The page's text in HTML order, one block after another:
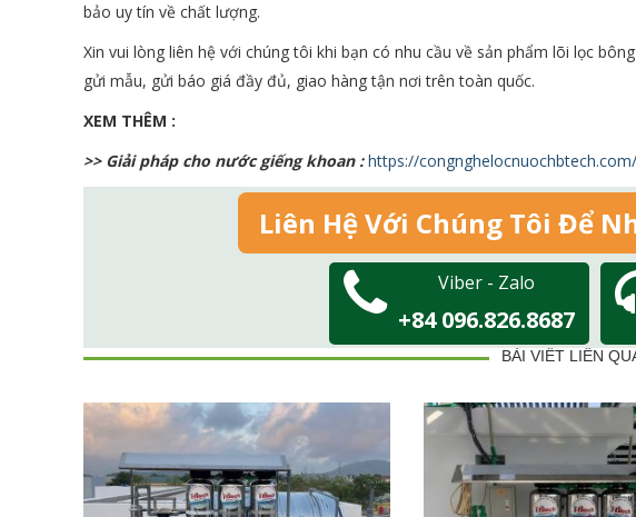
bảo uy tín về chất lượng.
Xin vui lòng liên hệ với chúng tôi khi bạn có nhu cầu về sản phẩm lõi lọc
gửi mẫu, gửi báo giá đầy đủ, giao hàng tận nơi trên toàn quốc.
XEM THÊM :
>> Giải pháp cho nước giếng khoan :https://
Liên Hệ Với Chúng Tôi Để
Viber - Zalo
+84 096.826.8687
BÀI VIẾT LIÊN